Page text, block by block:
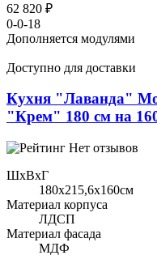
62 820 ₽
0-0-18
Дополняется модулями
Доступно для доставки
Кухня "Лаванда"
"Крем" 180 см на
Нет отзывов
ШхВхГ
180x215,6х160см
Материал корпуса
ЛДСП
Материал фасада
МДФ